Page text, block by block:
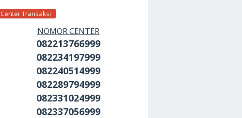
Center Transaksi
NOMOR CENTER
082213766999
082234197999
082240514999
082289794999
082331024999
082337056999